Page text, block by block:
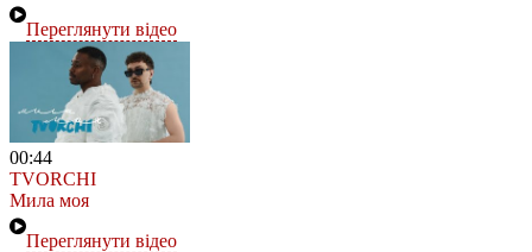
Переглянути відео
00:44
TVORCHI
Мила моя
Переглянути відео